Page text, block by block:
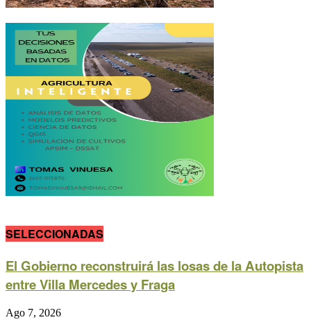
SELECCIONADAS
El Gobierno reconstruirá las losas de la Autopista
entre Villa Mercedes y Fraga
Ago 7, 2026